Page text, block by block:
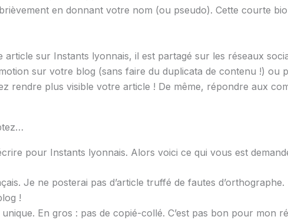
en donnant votre nom (ou pseudo). Cette courte
sur Instants lyonnais, il est partagé sur les réseaux
sur votre blog (sans faire du duplicata de contenu !) ou
rendre plus visible votre article ! De même, répondre aux
pour Instants lyonnais. Alors voici ce qui vous est
Je ne posterai pas d’article truffé de fautes
!
En gros : pas de copié-collé. C’est pas bon pour mon